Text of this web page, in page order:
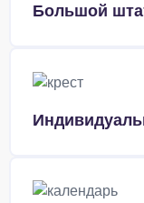
Большой